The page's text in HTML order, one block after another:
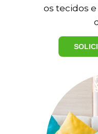
os tecidos